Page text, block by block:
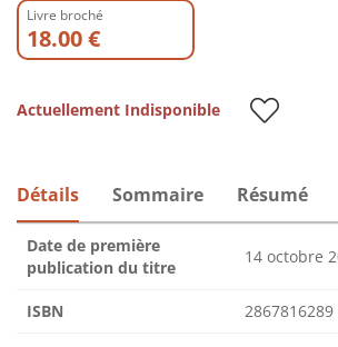
Livre broché
18.00 €
Actuellement Indisponible
Détails Sommaire Résumé
Date de première
publication du titre
14 octobre
ISBN 2867816289